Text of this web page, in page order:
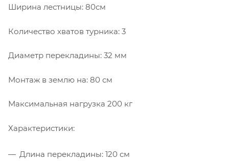
Ширина лестницы: 80см
Количество хватов турника: 3
Диаметр перекладины: 32 мм
Монтаж в землю на: 80 см
Максимальная нагрузка 200 кг
Характеристики:
Длина перекладины: 120 см